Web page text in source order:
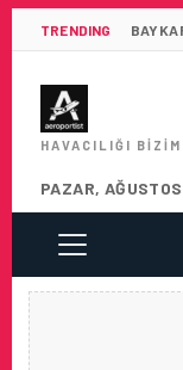
TRENDING
HAVACILIĞI
PAZAR,